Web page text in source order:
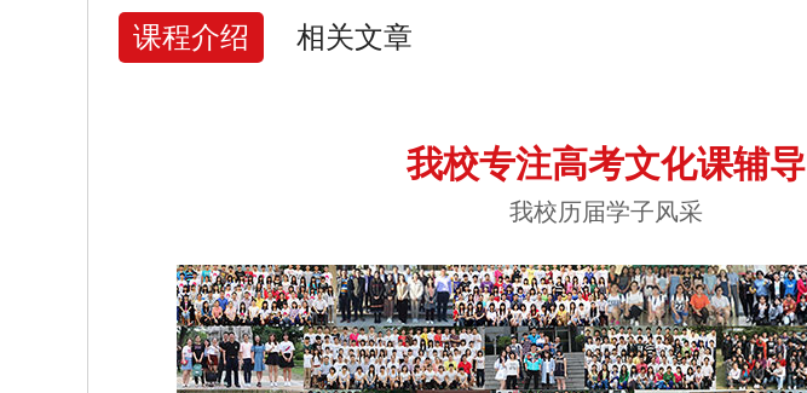
课程介绍 相关文章
我校专注高考文化课辅导
我校历届学子风采